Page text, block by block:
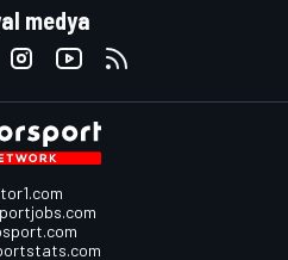
medya